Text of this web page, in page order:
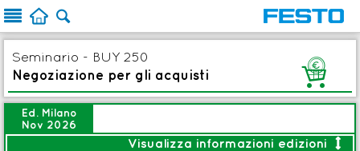
  
Ed. Milano
Nov 2026
Visualizza informazioni edizioni 
Seminario - BUY 250
Negoziazione per gli acquisti
G